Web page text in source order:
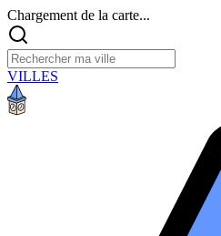
Chargement de la carte...
VILLES